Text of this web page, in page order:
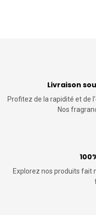
Livraison
Profitez de la rapidité et de
Nos
Explorez nos produits fait